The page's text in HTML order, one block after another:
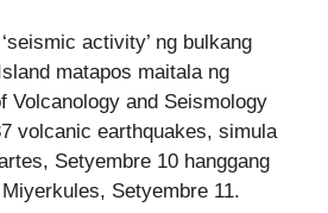
activity’ ng bulkang
matapos maitala ng
Volcanology and Seismology
volcanic earthquakes, simula
Setyembre 10 hanggang
Setyembre 11.